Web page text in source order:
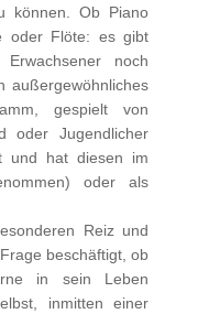
können. Ob Piano
oder Flöte: es gibt
noch
außergewöhnliches
gespielt von
oder Jugendlicher
und hat diesen im
oder als
Reiz und
beschäftigt, ob
in sein Leben
inmitten einer